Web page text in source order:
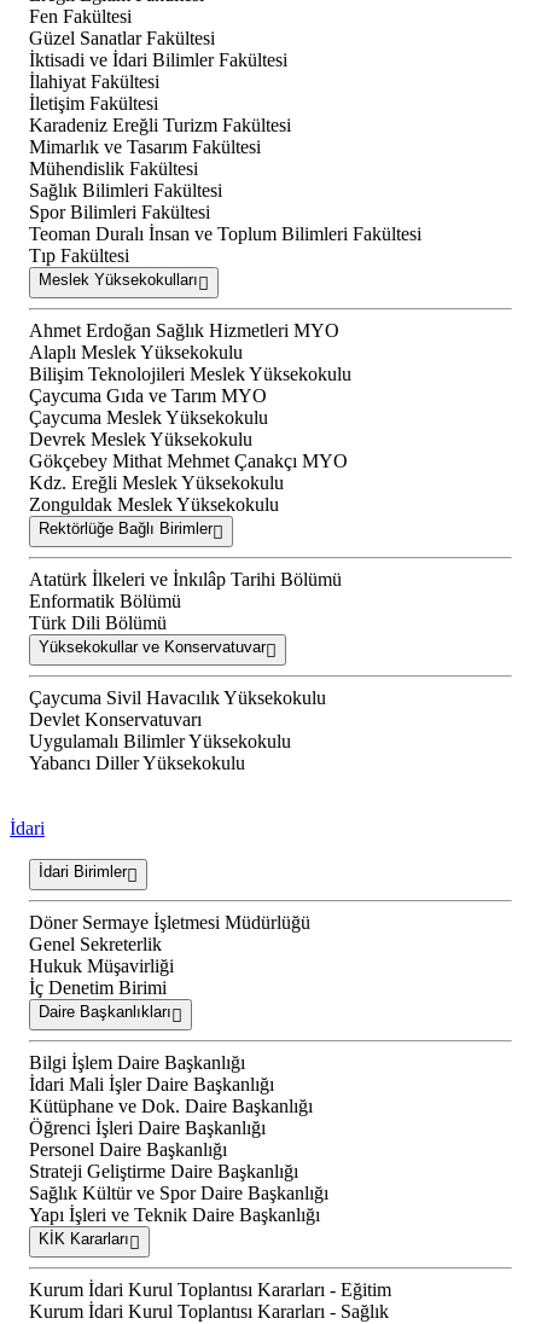
Fen Fakültesi
Güzel Sanatlar Fakültesi
İktisadi ve İdari Bilimler Fakültesi
İlahiyat Fakültesi
İletişim Fakültesi
Karadeniz Ereğli Turizm Fakültesi
Mimarlık ve Tasarım Fakültesi
Mühendislik Fakültesi
Sağlık Bilimleri Fakültesi
Spor Bilimleri Fakültesi
Teoman Duralı İnsan ve Toplum Bilimleri Fakültesi
Tıp Fakültesi
Meslek Yüksekokulları
Ahmet Erdoğan Sağlık Hizmetleri MYO
Alaplı Meslek Yüksekokulu
Bilişim Teknolojileri Meslek Yüksekokulu
Çaycuma Gıda ve Tarım MYO
Çaycuma Meslek Yüksekokulu
Devrek Meslek Yüksekokulu
Gökçebey Mithat Mehmet Çanakçı MYO
Kdz. Ereğli Meslek Yüksekokulu
Zonguldak Meslek Yüksekokulu
Rektörlüğe Bağlı Birimler
Atatürk İlkeleri ve İnkılâp Tarihi Bölümü
Enformatik Bölümü
Türk Dili Bölümü
Yüksekokullar ve Konservatuvar
Çaycuma Sivil Havacılık Yüksekokulu
Devlet Konservatuvarı
Uygulamalı Bilimler Yüksekokulu
Yabancı Diller Yüksekokulu
İdari
İdari Birimler
Döner Sermaye İşletmesi Müdürlüğü
Genel Sekreterlik
Hukuk Müşavirliği
İç Denetim Birimi
Daire Başkanlıkları
Bilgi İşlem Daire Başkanlığı
İdari Mali İşler Daire Başkanlığı
Kütüphane ve Dok. Daire Başkanlığı
Öğrenci İşleri Daire Başkanlığı
Personel Daire Başkanlığı
Strateji Geliştirme Daire Başkanlığı
Sağlık Kültür ve Spor Daire Başkanlığı
Yapı İşleri ve Teknik Daire Başkanlığı
KİK Kararları
Kurum İdari Kurul Toplantısı Kararları - Eğitim
Kurum İdari Kurul Toplantısı Kararları - Sağlık